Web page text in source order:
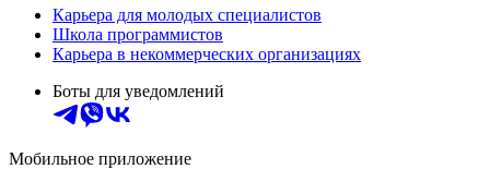
Карьера для молодых специалистов
Школа программистов
Карьера в некоммерческих организациях
Боты для уведомлений
Мобильное приложение